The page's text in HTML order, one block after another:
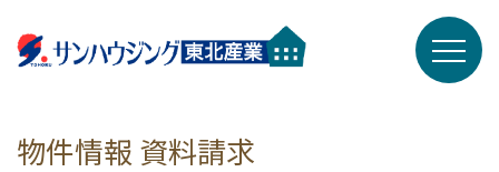
物件情報 資料請求